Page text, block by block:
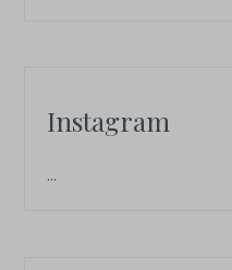
Instagram
…